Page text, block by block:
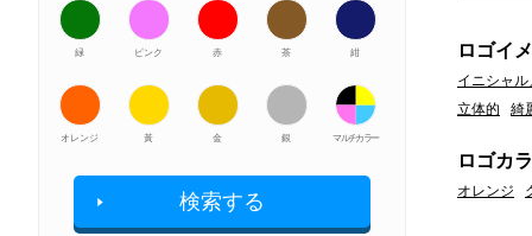
緑 ピンク 赤 茶 紺
オレンジ 黃 金 銀 マルチカラー
検索する
ロゴイ
イニシャ
立体的
綺
ロゴカ
オレンジ